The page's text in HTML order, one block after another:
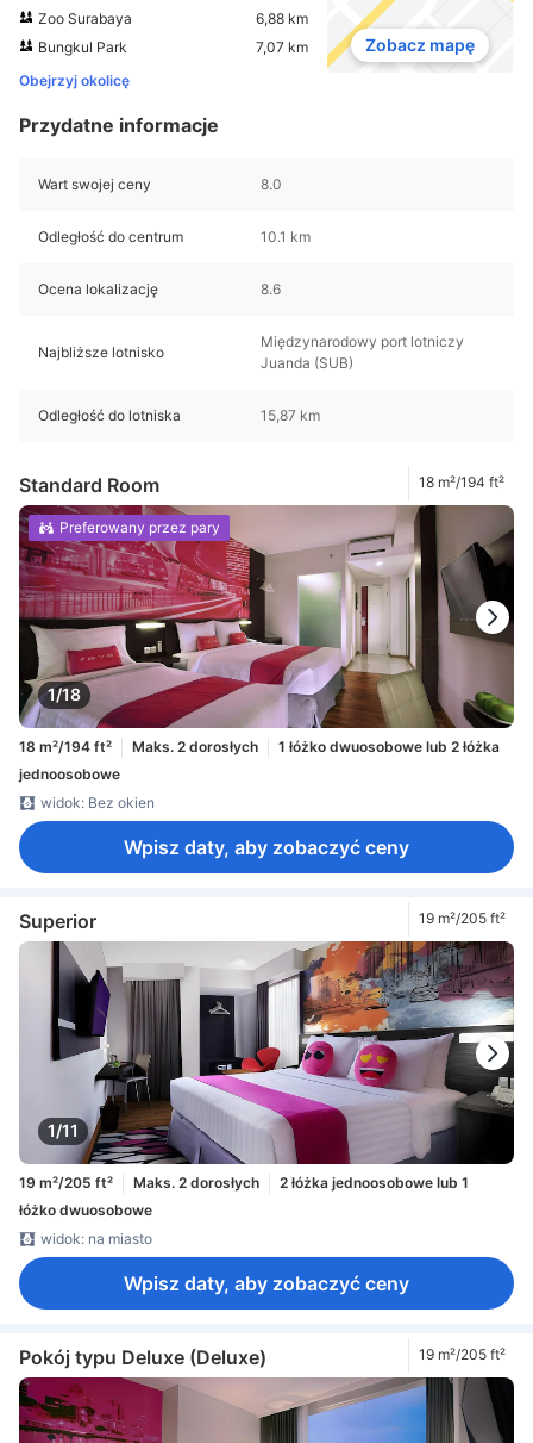
Zoo Surabaya
6,88 km
Bungkul Park
7,07 km
Obejrzyj okolicę
Zobacz mapę
Przydatne informacje
Wart swojej ceny 8.0
Odległość do centrum 10.1 km
Ocena lokalizację 8.6
Najbliższe lotnisko
Międzynarodowy port lotniczy
Juanda (SUB)
Odległość do lotniska 15,87 km
Standard Room 18 m²/194 ft²
1/18
Preferowany przez pary
18 m²/194 ft² Maks. 2 dorosłych
1 łóżko dwuosobowe lub 2 łóżka
jednoosobowe
widok: Bez okien
Wpisz daty, aby zobaczyć ceny
Superior 19 m²/205 ft²
1/11
19 m²/205 ft² Maks. 2 dorosłych
2 łóżka jednoosobowe lub 1
łóżko dwuosobowe
widok: na miasto
Wpisz daty, aby zobaczyć ceny
Pokój typu Deluxe (Deluxe) 19 m²/205 ft²